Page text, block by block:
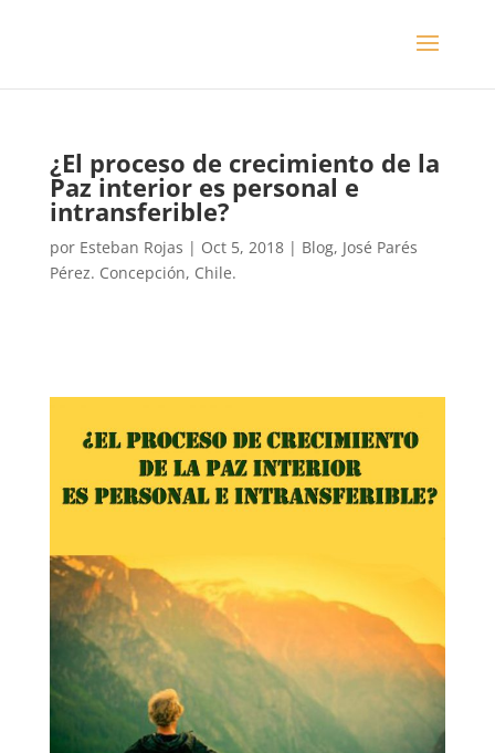
¿El proceso de crecimiento de la
Paz interior es personal e
intransferible?
por Esteban Rojas | Oct 5, 2018| Blog, José Parés
Pérez. Concepción, Chile.